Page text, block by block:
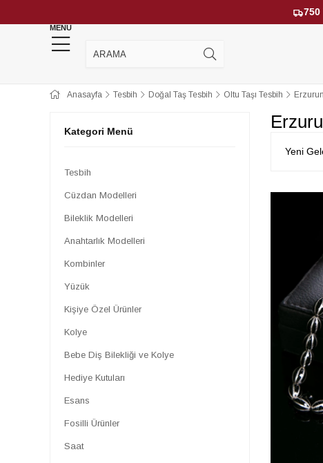
MENU
Anasayfa Tesbih Doğal Taş Tesbih Oltu Taşı Tesbih
Kategori Menü
Tesbih
Cüzdan Modelleri
Bileklik Modelleri
Anahtarlık Modelleri
Kombinler
Yüzük
Kişiye Özel Ürünler
Kolye
Bebe Diş Bilekliği ve Kolye
Hediye Kutuları
Esans
Fosilli Ürünler
Saat
Yeni